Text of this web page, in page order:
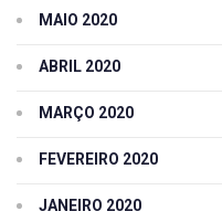
MAIO 2020
ABRIL 2020
MARÇO 2020
FEVEREIRO 2020
JANEIRO 2020